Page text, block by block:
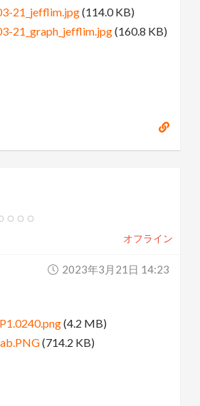
21_jefflim.jpg(114.0 KB)
21_graph_jefflim.jpg(160.8 KB)
オフライン
2023年3月21日 14:23
(4.2 MB)
(714.2 KB)